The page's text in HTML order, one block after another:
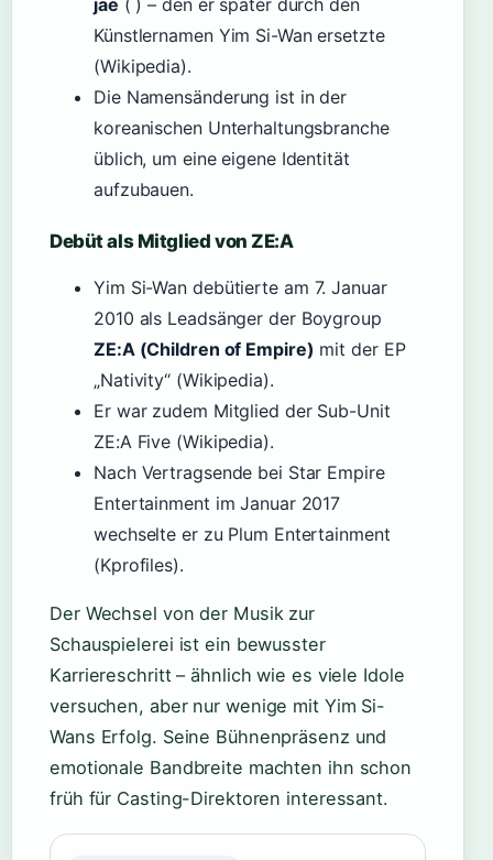
jae ( ) – den er später durch den
Künstlernamen Yim Si-Wan ersetzte
(Wikipedia).
Die Namensänderung ist in der
koreanischen Unterhaltungsbranche
üblich, um eine eigene Identität
aufzubauen.
Debüt als Mitglied von ZE:A
Yim Si-Wan debütierte am 7. Januar
2010 als Leadsänger der Boygroup
ZE:A (Children of Empire) mit der EP
„Nativity“ (Wikipedia).
Er war zudem Mitglied der Sub-Unit
ZE:A Five (Wikipedia).
Nach Vertragsende bei Star Empire
Entertainment im Januar 2017
wechselte er zu Plum Entertainment
(Kprofiles).
Der Wechsel von der Musik zur
Schauspielerei ist ein bewusster
Karriereschritt – ähnlich wie es viele Idole
versuchen, aber nur wenige mit Yim Si-
Wans Erfolg. Seine Bühnenpräsenz und
emotionale Bandbreite machten ihn schon
früh für Casting-Direktoren interessant.